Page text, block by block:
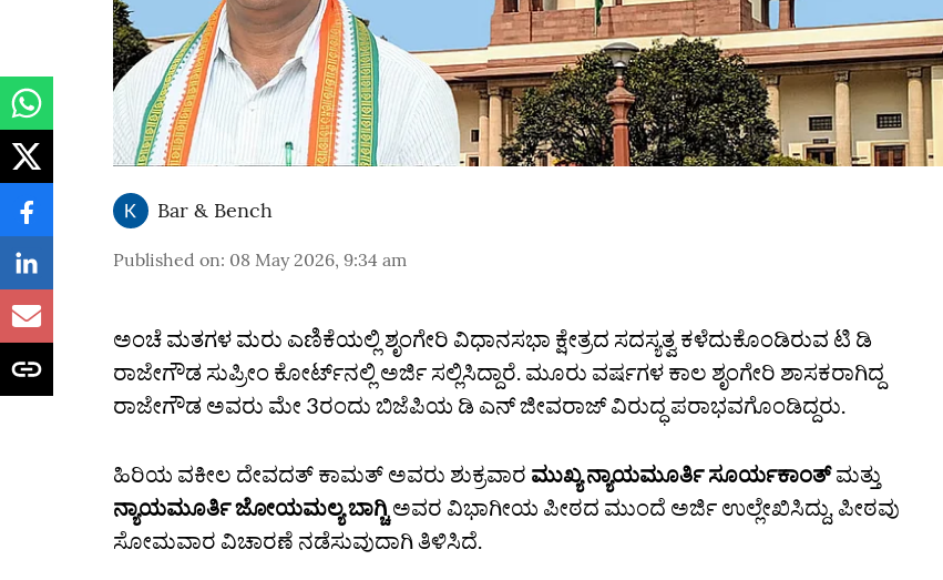
Bar & Bench
Published on: 08 May 2026, 9:34 am
ಅಂಚೆ ಮತಗಳ ಮರು ಎಣಿಕೆಯಲ್ಲಿ ಶೃಂಗೇರಿ ವಿಧಾನಸಭಾ ಕ್ಷೇತ್ರದ ಸದಸ್ಯತ್ವ ಕಳೆದುಕೊಂಡಿರುವ ಟಿ ಡಿ
ರಾಜೇಗೌಡ ಸುಪ್ರೀಂ ಕೋರ್ಟ್‌ನಲ್ಲಿ ಅರ್ಜಿ ಸಲ್ಲಿಸಿದ್ದಾರೆ. ಮೂರು ವರ್ಷಗಳ ಕಾಲ ಶೃಂಗೇರಿ ಶಾಸಕರಾಗಿದ್ದ
ರಾಜೇಗೌಡ ಅವರು ಮೇ 3ರಂದು ಬಿಜೆಪಿಯ ಡಿ ಎನ್‌ ಜೀವರಾಜ್‌ ವಿರುದ್ಧ ಪರಾಭವಗೊಂಡಿದ್ದರು.
ಹಿರಿಯ ವಕೀಲ ದೇವದತ್‌ ಕಾಮತ್‌ ಅವರು ಶುಕ್ರವಾರ ಮುಖ್ಯ ನ್ಯಾಯಮೂರ್ತಿ ಸೂರ್ಯಕಾಂತ್‌ಮತ್ತು
ನ್ಯಾಯಮೂರ್ತಿ ಜೋಯಮಲ್ಯ ಬಾಗ್ಚಿ ಅವರ ವಿಭಾಗೀಯ ಪೀಠದ ಮುಂದೆ ಅರ್ಜಿ ಉಲ್ಲೇಖಿಸಿದ್ದು, ಪೀಠವು
ಸೋಮವಾರ ವಿಚಾರಣೆ ನಡೆಸುವುದಾಗಿ ತಿಳಿಸಿದೆ.